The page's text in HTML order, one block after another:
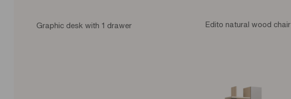
Edito natural wood chair
Graphic desk with 1 drawer